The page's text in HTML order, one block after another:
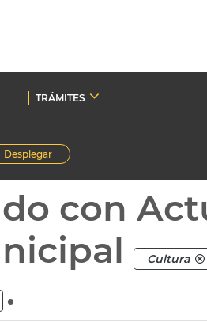
TRÁMITES
Desplegar
con
Cultura
.